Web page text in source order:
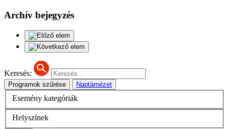
Archív bejegyzés
Keresés:
Programok szűrése Naptárnézet
Esemény kategóriák
Helyszínek